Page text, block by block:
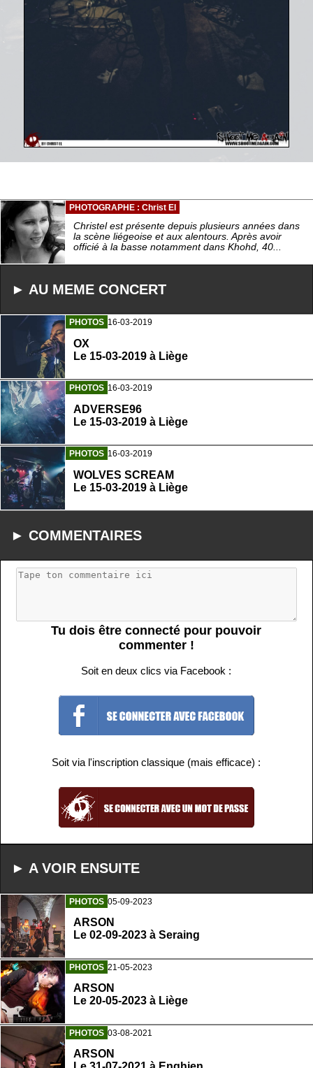
PHOTOGRAPHE : Christ El
Christel est présente depuis plusieurs années dans
la scène liégeoise et aux alentours. Après avoir
officié à la basse notamment dans Khohd, 40...
► AU MEME CONCERT
PHOTOS 16-03-2019
OX
Le 15-03-2019 à Liège
PHOTOS 16-03-2019
ADVERSE96
Le 15-03-2019 à Liège
PHOTOS 16-03-2019
WOLVES SCREAM
Le 15-03-2019 à Liège
► COMMENTAIRES
Tu dois être connecté pour pouvoir
commenter !
Soit en deux clics via Facebook :
Soit via l'inscription classique (mais efficace) :
► A VOIR ENSUITE
PHOTOS 05-09-2023
ARSON
Le 02-09-2023 à Seraing
PHOTOS 21-05-2023
ARSON
Le 20-05-2023 à Liège
PHOTOS 03-08-2021
ARSON